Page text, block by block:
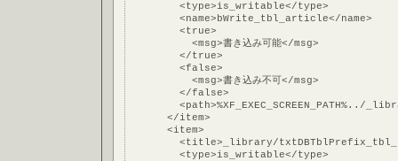
        <type>is_writable</type>
        <name>bWrite_tbl_article</name>
        <true>
          <msg>書き込み可能</msg>
        </true>
        <false>
          <msg>書き込み不可</msg>
        </false>
<path>%XF_EXEC_SCREEN_PATH%../
      </item>
      <item>
<title>_library/
        <type>is_writable</type>